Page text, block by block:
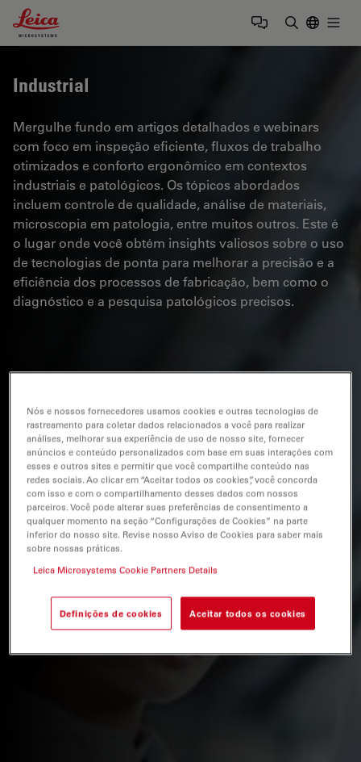
Leica Microsystems Logo
Industrial
Mergulhe fundo em artigos detalhados e webinars
com foco em inspeção eficiente, fluxos de trabalho
otimizados e conforto ergonômico em contextos
industriais e patológicos. Os tópicos abordados
incluem controle de qualidade, análise de materiais,
microscopia em patologia, entre muitos outros. Este é
o lugar onde você obtém insights valiosos sobre o uso
de tecnologias de ponta para melhorar a precisão e a
eficiência dos processos de fabricação, bem como o
diagnóstico e a pesquisa patológicos precisos.
Nós e nossos fornecedores usamos cookies e outras tecnologias de
rastreamento para coletar dados relacionados a você para realizar
análises, melhorar sua experiência de uso de nosso site, fornecer
anúncios e conteúdo personalizados com base em suas interações com
esses e outros sites e permitir que você compartilhe conteúdo nas
redes sociais. Ao clicar em “Aceitar todos os cookies”, você concorda
com isso e com o compartilhamento desses dados com nossos
parceiros. Você pode alterar suas preferências de consentimento a
qualquer momento na seção “Configurações de Cookies” na parte
inferior do nosso site. Revise nosso Aviso de Cookies para saber mais
sobre nossas práticas.
Leica Microsystems Cookie Partners Details
Definições de cookies Aceitar todos os cookies